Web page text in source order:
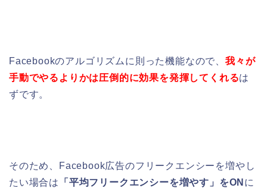
Facebookのアルゴリズムに則った機能なので、 我々が
手動でやるよりかは圧倒的に効果を発揮してくれるは
ずです。
そのため、Facebook広告のフリークエンシーを増やし
たい場合は
「平均フリークエンシーを増やす」をON に